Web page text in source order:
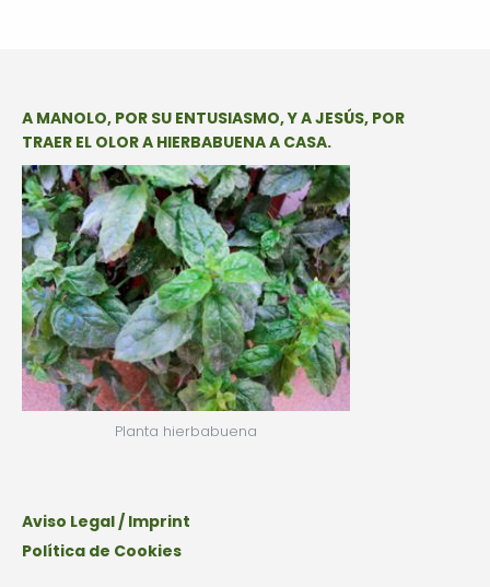
A MANOLO, POR SU ENTUSIASMO, Y A JESÚS, POR
TRAER EL OLOR A HIERBABUENA A CASA.
Planta hierbabuena
Aviso Legal / Imprint
Política de Cookies